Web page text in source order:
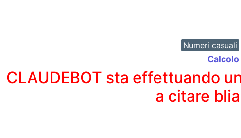
Numeri casuali
CLAUDEBOT sta effettuando
a citare